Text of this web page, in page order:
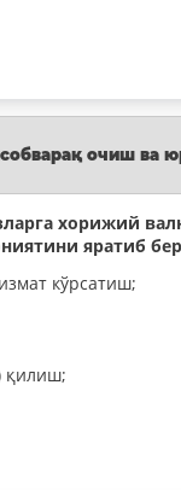
очиш ва
хорижий
яратиб
кўрсатиш;
қилиш;